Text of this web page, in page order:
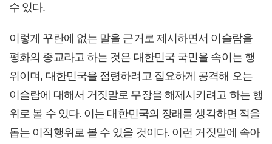
수 있다.
이렇게 꾸란에 없는 말을 근거로 제시하면서 이슬람을
평화의 종교라고 하는 것은 대한민국 국민을 속이는 행
위이며, 대한민국을 점령하려고 집요하게 공격해 오는
이슬람에 대해서 거짓말로 무장을 해제시키려고 하는 행
위로 볼 수 있다. 이는 대한민국의 장래를 생각하면 적을
돕는 이적행위로 볼 수 있을 것이다. 이런 거짓말에 속아